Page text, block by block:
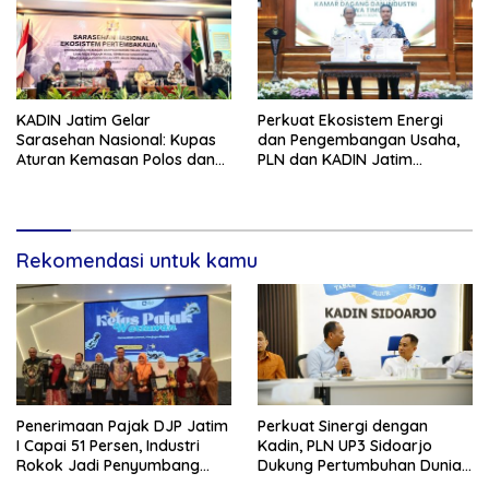
KADIN Jatim Gelar
Sarasehan Nasional: Kupas
Aturan Kemasan Polos dan
Perkuat Ekosistem Energi
dan Pengembangan Usaha,
PLN dan KADIN Jatim
Rekomendasi untuk kamu
Penerimaan Pajak DJP Jatim
I Capai 51 Persen, Industri
Rokok Jadi Penyumbang
Perkuat Sinergi dengan
Kadin, PLN UP3 Sidoarjo
Dukung Pertumbuhan Dunia